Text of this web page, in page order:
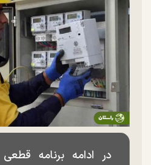
در ادامه برنامه